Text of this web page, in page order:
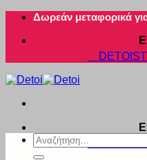
Μετάβαση
περιεχόμενο
Δωρεάν μεταφορικά
Αναζήτηση
για: